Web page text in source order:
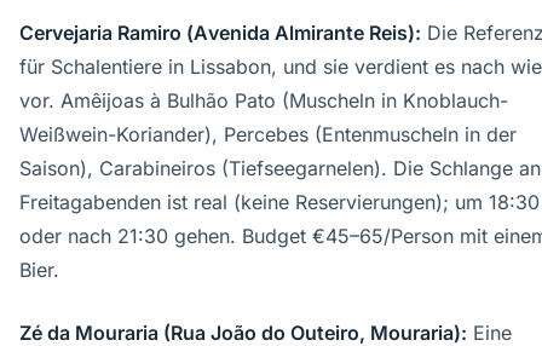
Cervejaria Ramiro (Avenida Almirante Reis): Die
für Schalentiere in Lissabon, und sie verdient es nach wie
vor. Amêijoas à Bulhão Pato (Muscheln in Knoblauch-
Weißwein-Koriander), Percebes (Entenmuscheln in der
Saison), Carabineiros (Tiefseegarnelen). Die Schlange an
Freitagabenden ist real (keine Reservierungen); um 18:30
oder nach 21:30 gehen. Budget €45–65/Person mit
Bier.
Zé da Mouraria (Rua João do Outeiro, Mouraria): Eine